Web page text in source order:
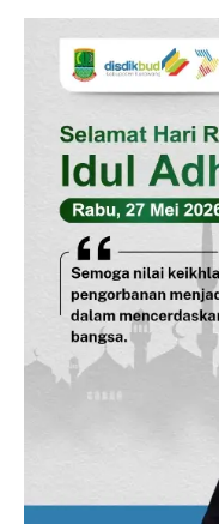
Redaksi
Pedoman Media Siber
Indeks Berita